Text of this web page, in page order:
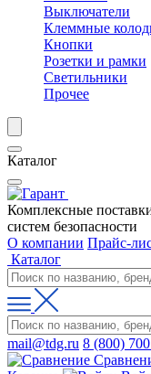
Выключатели
Клеммные
Кнопки
Розетки и рамки
Светильники
Прочее
Каталог
Комплексные
систем безопасности
О компании Прайс-
Каталог
mail@tdg.ru 8 (800)